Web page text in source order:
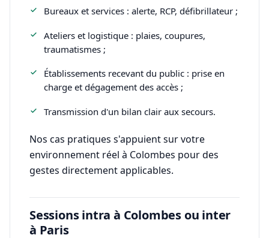
Bureaux et services : alerte, RCP, défibrillateur ;
Ateliers et logistique : plaies, coupures,
traumatismes ;
Établissements recevant du public : prise en
charge et dégagement des accès ;
Transmission d'un bilan clair aux secours.
Nos cas pratiques s'appuient sur votre
environnement réel à Colombes pour des
gestes directement applicables.
Sessions intra à Colombes ou inter
à Paris